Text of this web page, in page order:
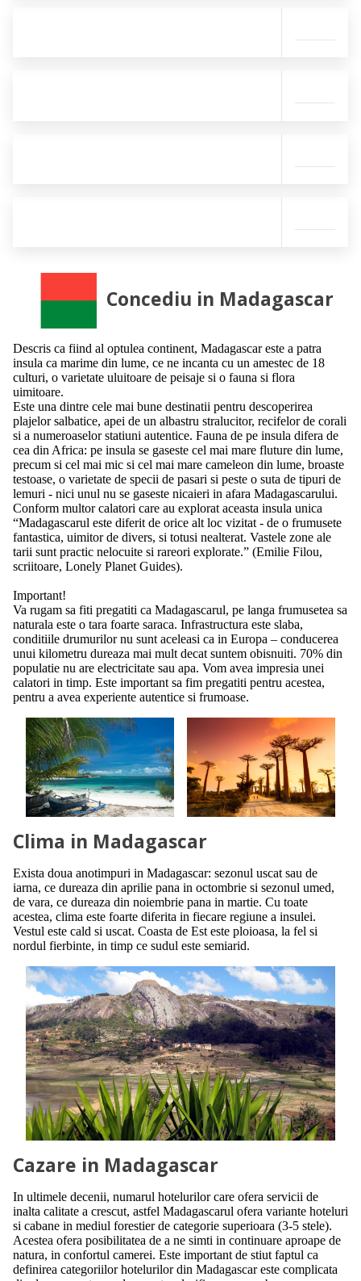
Concediu in Madagascar
Descris ca fiind al optulea continent, Madagascar este a patra
insula ca marime din lume, ce ne incanta cu un amestec de 18
culturi, o varietate uluitoare de peisaje si o fauna si flora
uimitoare.
Este una dintre cele mai bune destinatii pentru descoperirea
plajelor salbatice, apei de un albastru stralucitor, recifelor de corali
si a numeroaselor statiuni autentice. Fauna de pe insula difera de
cea din Africa: pe insula se gaseste cel mai mare fluture din lume,
precum si cel mai mic si cel mai mare cameleon din lume, broaste
testoase, o varietate de specii de pasari si peste o suta de tipuri de
lemuri - nici unul nu se gaseste nicaieri in afara Madagascarului.
Conform multor calatori care au explorat aceasta insula unica
“Madagascarul este diferit de orice alt loc vizitat - de o frumusete
fantastica, uimitor de divers, si totusi nealterat. Vastele zone ale
tarii sunt practic nelocuite si rareori explorate.” (Emilie Filou,
scriitoare, Lonely Planet Guides).
Important!
Va rugam sa fiti pregatiti ca Madagascarul, pe langa frumusetea sa
naturala este o tara foarte saraca. Infrastructura este slaba,
conditiile drumurilor nu sunt aceleasi ca in Europa – conducerea
unui kilometru dureaza mai mult decat suntem obisnuiti. 70% din
populatie nu are electricitate sau apa. Vom avea impresia unei
calatori in timp. Este important sa fim pregatiti pentru acestea,
pentru a avea experiente autentice si frumoase.
Clima in Madagascar
Exista doua anotimpuri in Madagascar: sezonul uscat sau de
iarna, ce dureaza din aprilie pana in octombrie si sezonul umed,
de vara, ce dureaza din noiembrie pana in martie. Cu toate
acestea, clima este foarte diferita in fiecare regiune a insulei.
Vestul este cald si uscat. Coasta de Est este ploioasa, la fel si
nordul fierbinte, in timp ce sudul este semiarid.
Cazare in Madagascar
In ultimele decenii, numarul hotelurilor care ofera servicii de
inalta calitate a crescut, astfel Madagascarul ofera variante hoteluri
si cabane in mediul forestier de categorie superioara (3-5 stele).
Acestea ofera posibilitatea de a ne simti in continuare aproape de
natura, in confortul camerei. Este important de stiut faptul ca
definirea categoriilor hotelurilor din Madagascar este complicata